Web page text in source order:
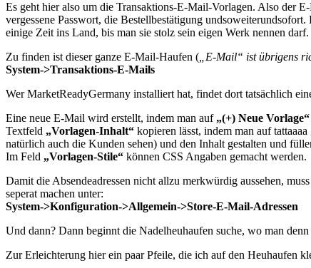
Es geht hier also um die Transaktions-E-Mail-Vorlagen. Also der
vergessene Passwort, die Bestellbestätigung
einige Zeit ins Land, bis man sie stolz sein eigen Werk nennen darf.
Zu finden ist dieser ganze E-Mail-Haufen ( „E-Mail“ ist übrigens
System->Transaktions-E-Mails
Wer MarketReadyGermany installiert hat, findet dort tatsächlich
Eine neue E-Mail wird erstellt, indem man auf „(+) Neue Vorlage“
Textfeld „Vorlagen-Inhalt“ kopieren lässt, indem man auf
natürlich auch die Kunden sehen) und den Inhalt gestalten und
Im Feld „Vorlagen-Stile“ können CSS Angaben gemacht werden.
Damit die Absendeadressen nicht allzu merkwürdig aussehen,
seperat machen unter:
System->Konfiguration->Allgemein->Store-E-Mail-Adressen
Und dann? Dann beginnt die Nadelheuhaufen suche, wo man
Zur Erleichterung hier ein paar Pfeile, die ich auf den Heuhaufen